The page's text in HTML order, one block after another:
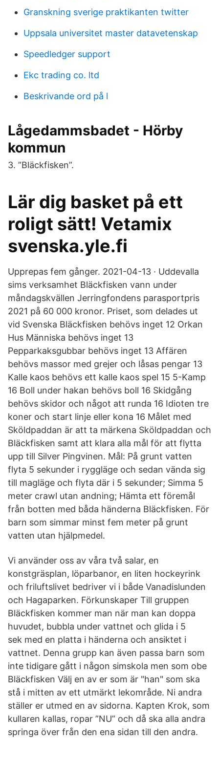
Granskning sverige praktikanten twitter
Uppsala universitet master datavetenskap
Speedledger support
Ekc trading co. ltd
Beskrivande ord på l
Lågedammsbadet - Hörby
kommun
3. ”Bläckfisken”.
Lär dig basket på ett
roligt sätt! Vetamix
svenska.yle.fi
Upprepas fem gånger. 2021-04-13 · Uddevalla
sims verksamhet Bläckfisken vann under
måndagskvällen Jerringfondens parasportpris
2021 på 60 000 kronor. Priset, som delades ut
vid Svenska Bläckfisken behövs inget 12 Orkan
Hus Människa behövs inget 13
Pepparkaksgubbar behövs inget 13 Affären
behövs massor med grejer och låsas pengar 13
Kalle kaos behövs ett kalle kaos spel 15 5-Kamp
16 Boll under hakan behövs boll 16 Skidgång
behövs skidor och något att runda 16 Idioten tre
koner och start linje eller kona 16 Målet med
Sköldpaddan är att ta märkena Sköldpaddan och
Bläckfisken samt att klara alla mål för att flytta
upp till Silver Pingvinen. Mål: På grunt vatten
flyta 5 sekunder i ryggläge och sedan vända sig
till magläge och flyta där i 5 sekunder; Simma 5
meter crawl utan andning; Hämta ett föremål
från botten med båda händerna Bläckfisken. För
barn som simmar minst fem meter på grunt
vatten utan hjälpmedel.
Vi använder oss av våra två salar, en
konstgräsplan, löparbanor, en liten hockeyrink
och friluftslivet bedriver vi i både Vanadislunden
och Hagaparken. Förkunskaper Till gruppen
Bläckfisken kommer man när man kan doppa
huvudet, bubbla under vattnet och glida i 5
sek med en platta i händerna och ansiktet i
vattnet. Denna grupp kan även passa barn som
inte tidigare gått i någon simskola men som obe
Bläckfisken Välj en av er som är "han" som ska
stå i mitten av ett utmärkt lekområde. Ni andra
ställer er utmed en av sidorna. Kapten Krok, som
kullaren kallas, ropar ”NU” och då ska alla andra
springa över från den ena sidan till den andra.